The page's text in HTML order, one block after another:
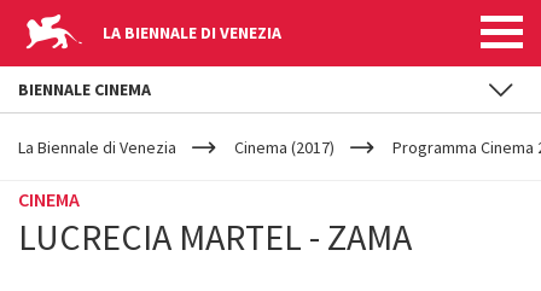
LA BIENNALE DI VENEZIA
YOUR
ARE
La Biennale di Venezia Cinema (2017) Programma
CINEMA
LUCRECIA MARTEL - ZAMA
BIENNALE CINEMA